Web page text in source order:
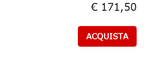
€ 171,50
ACQUISTA